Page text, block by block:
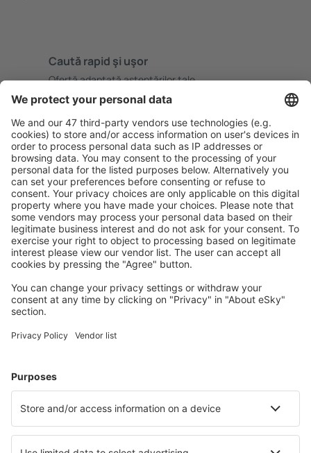
Caută rapid şi uşor
Ofertă adaptată aşteptărilor tale.
Planifică ȋn siguranţă
Rezervare fără griji cu opțiune gratuită de anulare.
Economiseşte mai mult
Prețuri atractive și oferte speciale pentru utilizatorii
conectați.
Cazarea preferată
Alege din peste 1,3 mil. de opţiuni: hoteluri, cabane,
Cele mai căutate cazări de către utilizatorii eSky
Cazare în Londra
Cazare în Liverpool Cazare în Edinburgh
Cazare în Birmingham Cazare în Sunderland